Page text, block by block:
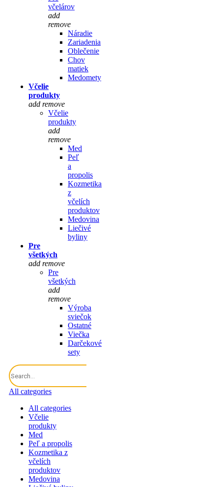
včelárov
add
remove
Náradie
Zariadenia
Oblečenie
Chov
matiek
Medomety
Včelie
produkty
add remove
Včelie
produkty
add
remove
Med
Peľ
a
propolis
Kozmetika
z
včelích
produktov
Medovina
Liečivé
byliny
Pre
všetkých
add remove
Pre
všetkých
add
remove
Výroba
sviečok
Ostatné
Viečka
Darčekové
sety
All categories
All categories
Včelie
produkty
Med
Peľ a propolis
Kozmetika z
včelích
produktov
Medovina